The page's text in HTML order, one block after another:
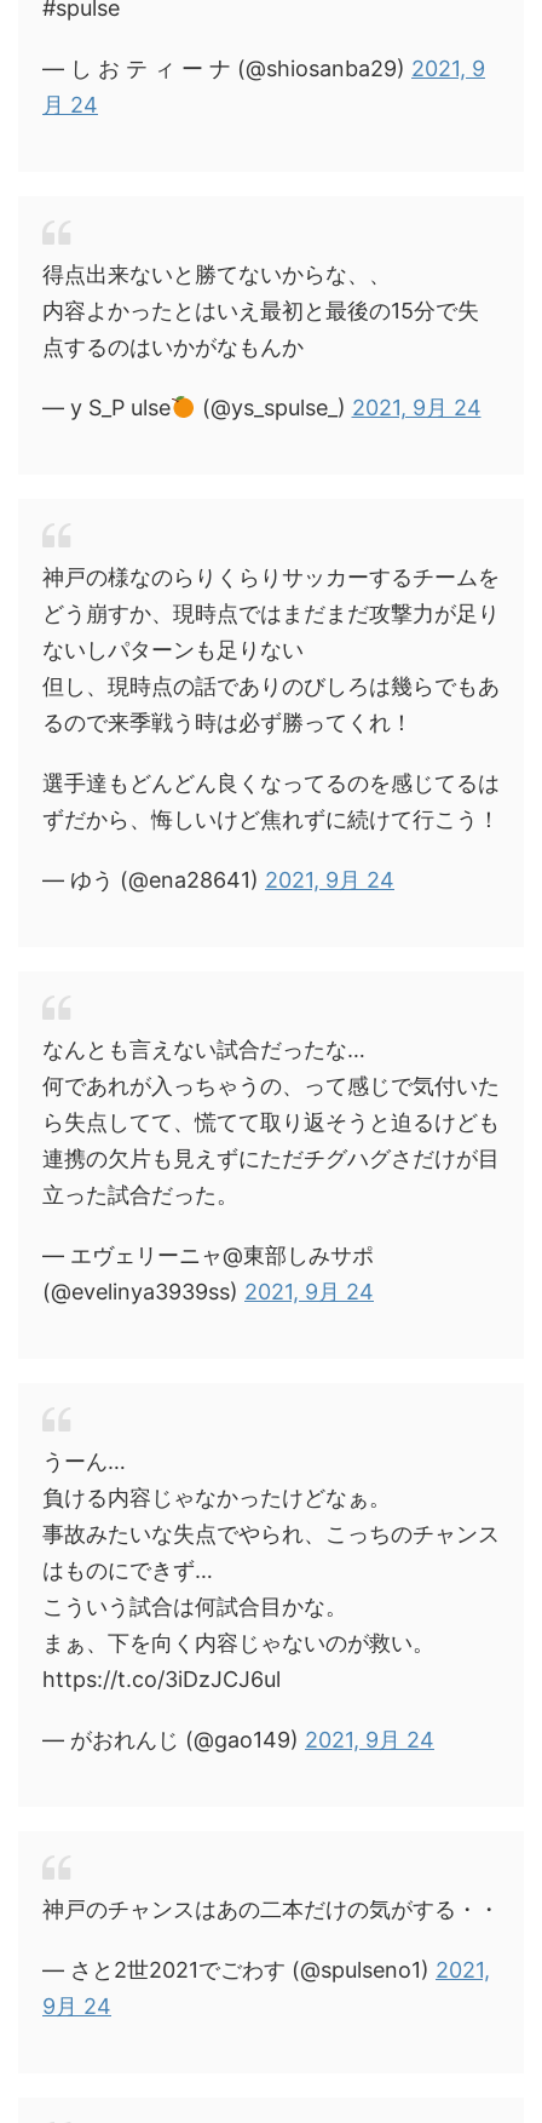
#spulse
— し お テ ィ ー ナ (@shiosanba29) 2021, 9
月 24
得点出来ないと勝てないからな、、
内容よかったとはいえ最初と最後の15分で失
点するのはいかがなもんか
— y S_P ulse (@ys_spulse_) 2021, 9月 24
神戸の様なのらりくらりサッカーするチームを
どう崩すか、現時点ではまだまだ攻撃力が足り
ないしパターンも足りない
但し、現時点の話でありのびしろは幾らでもあ
るので来季戦う時は必ず勝ってくれ！
選手達もどんどん良くなってるのを感じてるは
ずだから、悔しいけど焦れずに続けて行こう！
— ゆう (@ena28641) 2021, 9月 24
なんとも言えない試合だったな…
何であれが入っちゃうの、って感じで気付いた
ら失点してて、慌てて取り返そうと迫るけども
連携の欠片も見えずにただチグハグさだけが目
立った試合だった。
— エヴェリーニャ@東部しみサポ
(@evelinya3939ss) 2021, 9月 24
うーん…
負ける内容じゃなかったけどなぁ。
事故みたいな失点でやられ、こっちのチャンス
はものにできず…
こういう試合は何試合目かな。
まぁ、下を向く内容じゃないのが救い。
https://t.co/3iDzJCJ6ul
— がおれんじ (@gao149) 2021, 9月 24
神戸のチャンスはあの二本だけの気がする・・
— さと2世2021でごわす (@spulseno1) 2021,
9月 24